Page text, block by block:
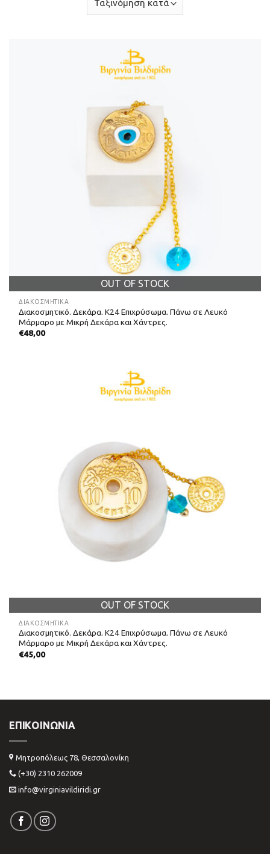
OUT OF STOCK
ΔΙΑΚΟΣΜΗΤΙΚΆ
Διακοσμητικό. Δεκάρα. Κ24 Επιχρύσωμα. Πάνω σε Λευκό
Μάρμαρο με Μικρή Δεκάρα και Χάντρες.
€48,00
OUT OF STOCK
ΔΙΑΚΟΣΜΗΤΙΚΆ
Διακοσμητικό. Δεκάρα. Κ24 Επιχρύσωμα. Πάνω σε Λευκό
Μάρμαρο με Μικρή Δεκάρα και Χάντρες.
€45,00
ΕΠΙΚΟΙΝΩΝΊΑ
Μητροπόλεως 78, Θεσσαλονίκη
(+30) 2310 262009
info@virginiavildiridi.gr